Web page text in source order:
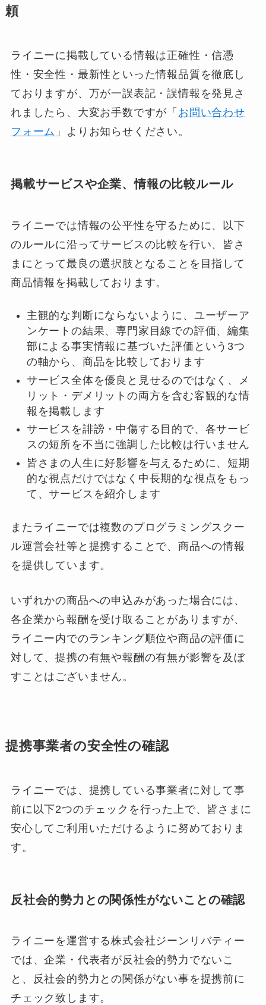
頼
ライニーに掲載している情報は正確性・信憑
性・安全性・最新性といった情報品質を徹底し
ておりますが、万が一誤表記・誤情報を発見さ
れましたら、大変お手数ですが「 お問い合わせ
フォーム 」よりお知らせください。
掲載サービスや企業、情報の比較ルール
ライニーでは情報の公平性を守るために、以下
のルールに沿ってサービスの比較を行い、皆さ
まにとって最良の選択肢となることを目指して
商品情報を掲載しております。
主観的な判断にならないように、ユーザーア
ンケートの結果、専門家目線での評価、編集
部による事実情報に基づいた評価という3つ
の軸から、商品を比較しております
サービス全体を優良と見せるのではなく、メ
リット・デメリットの両方を含む客観的な情
報を掲載します
サービスを誹謗・中傷する目的で、各サービ
スの短所を不当に強調した比較は行いません
皆さまの人生に好影響を与えるために、短期
的な視点だけではなく中長期的な視点をもっ
て、サービスを紹介します
またライニーでは複数のプログラミングスクー
ル運営会社等と提携することで、商品への情報
を提供しています。
いずれかの商品への申込みがあった場合には、
各企業から報酬を受け取ることがありますが、
ライニー内でのランキング順位や商品の評価に
対して、提携の有無や報酬の有無が影響を及ぼ
すことはございません。
提携事業者の安全性の確認
ライニーでは、提携している事業者に対して事
前に以下2つのチェックを行った上で、皆さまに
安心してご利用いただけるように努めておりま
す。
反社会的勢力との関係性がないことの確認
ライニーを運営する株式会社ジーンリバティー
では、企業・代表者が反社会的勢力でないこ
と、反社会的勢力との関係がない事を提携前に
チェック致します。